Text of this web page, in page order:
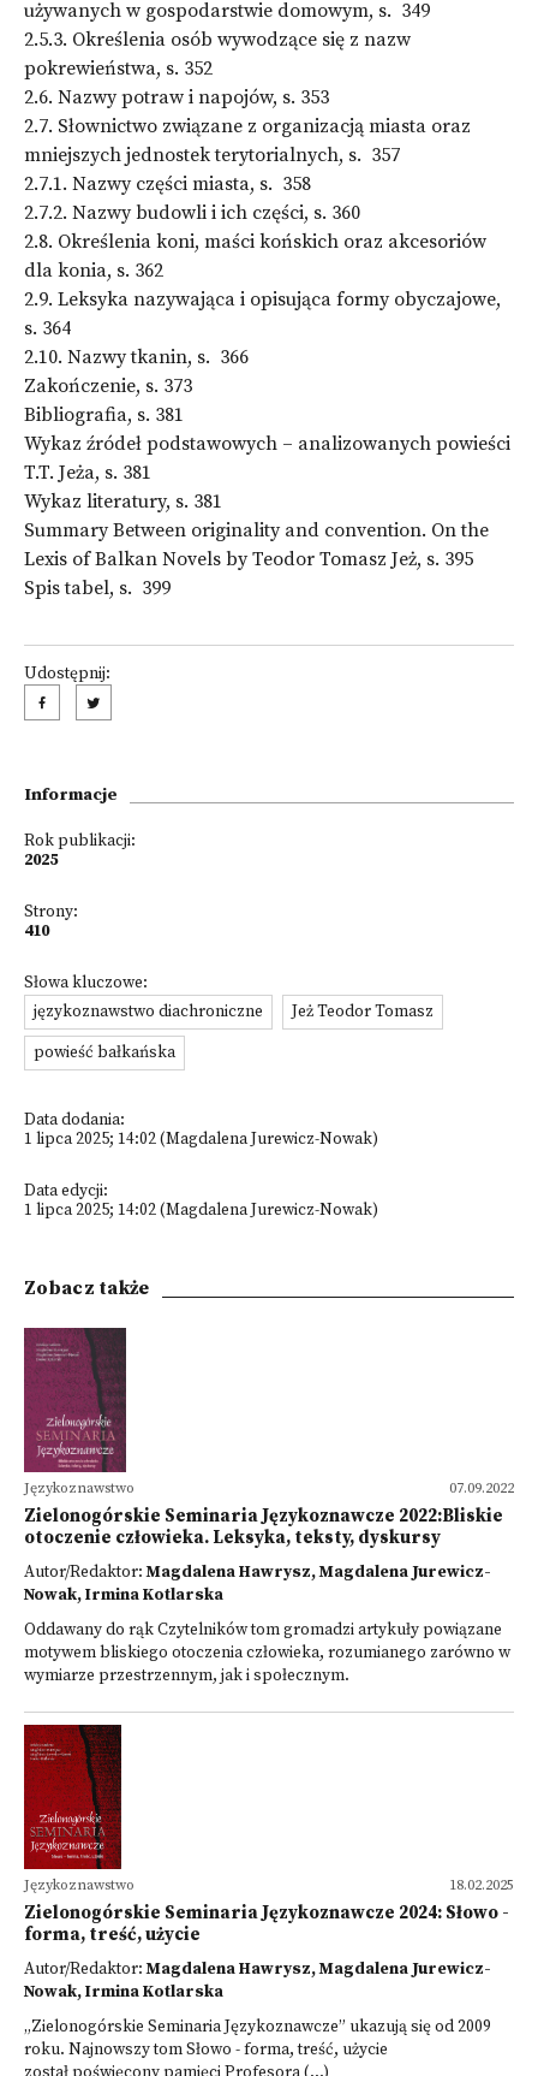
używanych w gospodarstwie domowym, s. 349
2.5.3. Określenia osób wywodzące się z nazw
pokrewieństwa, s. 352
2.6. Nazwy potraw i napojów, s. 353
2.7. Słownictwo związane z organizacją miasta oraz
mniejszych jednostek terytorialnych, s. 357
2.7.1. Nazwy części miasta, s. 358
2.7.2. Nazwy budowli i ich części, s. 360
2.8. Określenia koni, maści końskich oraz akcesoriów
dla konia, s. 362
2.9. Leksyka nazywająca i opisująca formy obyczajowe,
s. 364
2.10. Nazwy tkanin, s. 366
Zakończenie, s. 373
Bibliografia, s. 381
Wykaz źródeł podstawowych – analizowanych powieści
T.T. Jeża, s. 381
Wykaz literatury, s. 381
Summary Between originality and convention. On the
Lexis of Balkan Novels by Teodor Tomasz Jeż, s. 395
Spis tabel, s. 399
Udostępnij:
Informacje
Rok publikacji:
2025
Strony:
410
Słowa kluczowe:
językoznawstwo diachroniczne
Jeż Teodor Tomasz
powieść bałkańska
Data dodania:
1 lipca 2025; 14:02 (Magdalena Jurewicz-Nowak)
Data edycji:
1 lipca 2025; 14:02 (Magdalena Jurewicz-Nowak)
Zobacz także
07.09.2022
Językoznawstwo
Zielonogórskie Seminaria Językoznawcze 2022:Bliskie
otoczenie człowieka. Leksyka, teksty, dyskursy
Autor/Redaktor:Magdalena Hawrysz, Magdalena Jurewicz-
Nowak, Irmina Kotlarska
Oddawany do rąk Czytelników tom gromadzi artykuły powiązane
motywem bliskiego otoczenia człowieka, rozumianego zarówno w
wymiarze przestrzennym, jak i społecznym.
18.02.2025
Językoznawstwo
Zielonogórskie Seminaria Językoznawcze 2024: Słowo -
forma, treść, użycie
Autor/Redaktor:Magdalena Hawrysz, Magdalena Jurewicz-
Nowak, Irmina Kotlarska
„Zielonogórskie Seminaria Językoznawcze” ukazują się od 2009
roku. Najnowszy tom Słowo - forma, treść, użycie